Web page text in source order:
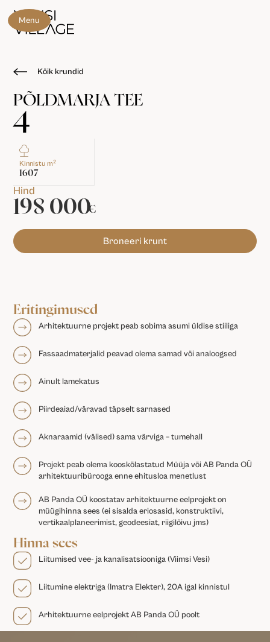
Menu
Kõik krundid
PÕLDMARJA TEE
4
Kinnistu m2
1607
Hind
198 000€
Broneeri krunt
Eritingimused
Arhitektuurne projekt peab sobima asumi üldise stiiliga
Fassaadmaterjalid peavad olema samad või analoogsed
Ainult lamekatus
Piirdeaiad/väravad täpselt sarnased
Aknaraamid (välised) sama värviga – tumehall
Projekt peab olema kooskõlastatud Müüja või AB Panda OÜ
arhitektuuribürooga enne ehitusloa menetlust
AB Panda OÜ koostatav arhitektuurne eelprojekt on
müügihinna sees (ei sisalda eriosasid, konstruktiivi,
vertikaalplaneerimist, geodeesiat, riigilõivu jms)
Hinna sees
Liitumised vee- ja kanalisatsiooniga (Viimsi Vesi)
Liitumine elektriga (Imatra Elekter), 20A igal kinnistul
Arhitektuurne eelprojekt AB Panda OÜ poolt